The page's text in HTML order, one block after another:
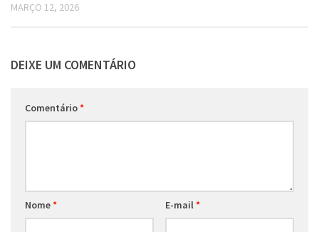
MARÇO 12, 2026
DEIXE UM COMENTÁRIO
Comentário*
Nome* E-mail *